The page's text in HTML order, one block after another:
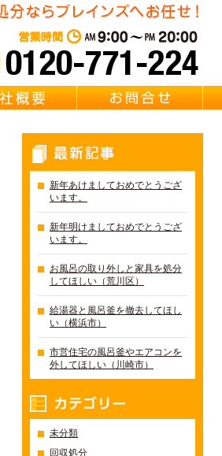
イクル Brainz 取扱い 【風呂釜・浴
問 会社概要
新年あけましておめでとうござ
います。
新年明けましておめでとうござ
います。
お風呂の取り外しと家具を処分
してほしい（荒川区）
給湯器と風呂釜を撤去してほし
い（横浜市）
市営住宅の風呂釜やエアコンを
外してほしい（川崎市）
未分類
回収処分